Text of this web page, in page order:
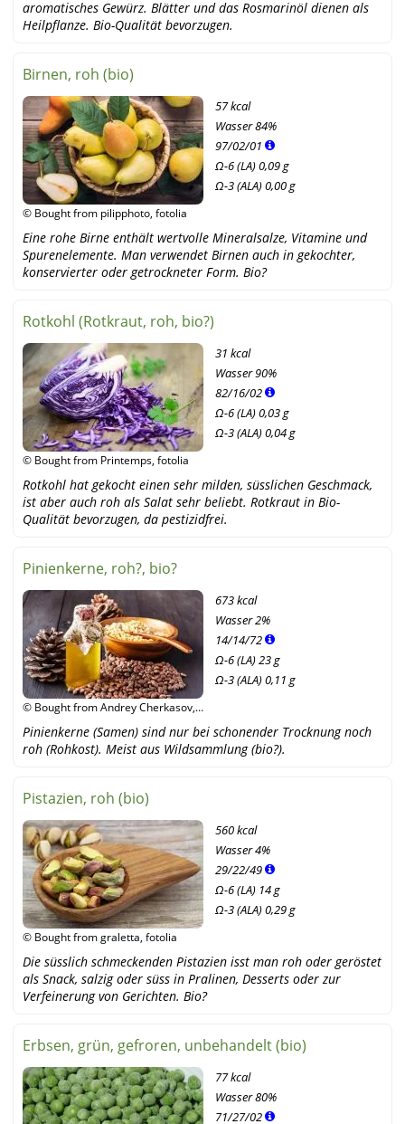
aromatisches Gewürz. Blätter und das Rosmarinöl dienen als
Heilpflanze. Bio-Qualität bevorzugen.
Birnen, roh (bio)
© Bought from pilipphoto, fotolia
57 kcal
Wasser84%
97/02/01
Ω-6 (LA) 0,09 g
Ω-3 (ALA) 0,00 g
Eine rohe Birne enthält wertvolle Mineralsalze, Vitamine und
Spurenelemente. Man verwendet Birnen auch in gekochter,
konservierter oder getrockneter Form. Bio?
Rotkohl (Rotkraut, roh, bio?)
© Bought from Printemps, fotolia
31 kcal
Wasser90%
82/16/02
Ω-6 (LA) 0,03 g
Ω-3 (ALA) 0,04 g
Rotkohl hat gekocht einen sehr milden, süsslichen Geschmack,
ist aber auch roh als Salat sehr beliebt. Rotkraut in Bio-
Qualität bevorzugen, da pestizidfrei.
Pinienkerne, roh?, bio?
© Bought from Andrey Cherkasov,
673 kcal
Wasser2%
14/14/72
Ω-6 (LA) 23 g
Ω-3 (ALA) 0,11 g
Pinienkerne (Samen) sind nur bei schonender Trocknung noch
roh (Rohkost). Meist aus Wildsammlung (bio?).
Pistazien, roh (bio)
© Bought from graletta, fotolia
560 kcal
Wasser4%
29/22/49
Ω-6 (LA) 14 g
Ω-3 (ALA) 0,29 g
Die süsslich schmeckenden Pistazien isst man roh oder geröstet
als Snack, salzig oder süss in Pralinen, Desserts oder zur
Verfeinerung von Gerichten. Bio?
Erbsen, grün, gefroren, unbehandelt (bio)
77 kcal
Wasser80%
71/27/02